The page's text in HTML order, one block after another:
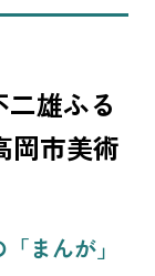
雄ふる
岡市美術
まんが」